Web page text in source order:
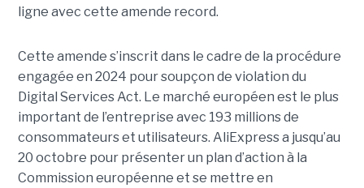
ligne avec cette amende record.
Cette amende s’inscrit dans le cadre de la procédure
engagée en 2024 pour soupçon de violation du
Digital Services Act. Le marché européen est le plus
important de l’entreprise avec 193 millions de
consommateurs et utilisateurs. AliExpress a jusqu’au
20 octobre pour présenter un plan d’action à la
Commission européenne et se mettre en